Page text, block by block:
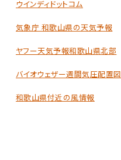
ウインディドットコム
気象庁 和歌山県の天気予報
ヤフー天気予報和歌山県北部
バイオウェザー週間気圧配置図
和歌山県付近の風情報